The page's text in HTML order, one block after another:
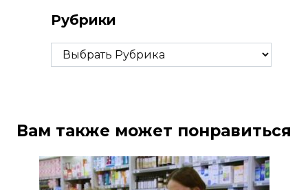
Рубрики
Рубрики
Вам также может понравиться